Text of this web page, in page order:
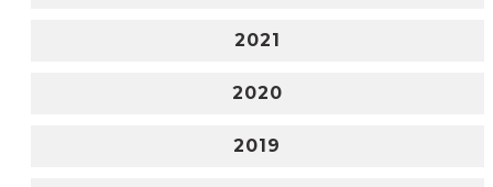
2021
2020
2019